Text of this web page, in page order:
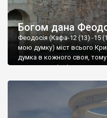
Богом дана
Феодосія (Кафа-12 (13) -15
мою думку) міст всього
думка в кожного своя, тому
запрошую відвідати це